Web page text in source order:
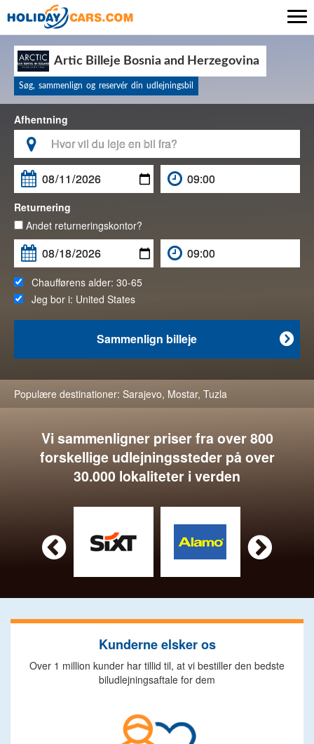
Artic Billeje Bosnia and Herzegovina
Søg, sammenlign og reservér din udlejningsbil
Afhentning


Returnering
Andet returneringskontor?
Chaufførens alder: 30-65
Jeg bor i: United States

Sammenlign billeje
Populære destinationer: Sarajevo, Mostar, Tuzla
Vi sammenligner priser fra over 800
forskellige udlejningssteder på over
30.000 lokaliteter i verden
 
Kunderne elsker os
Over 1 million kunder har tillid til, at vi bestiller den bedste
biludlejningsaftale for dem